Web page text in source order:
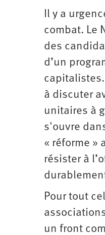
Il y a
combat. Le
des
d’un
à discuter
unitaires à
s'ouvre
« réforme »
résister à
Pour tout
un front